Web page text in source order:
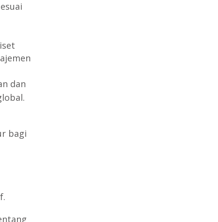
dan
bagi